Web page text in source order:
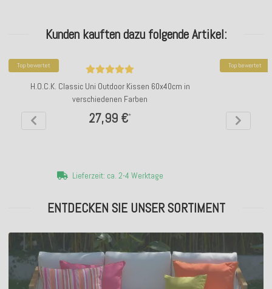
Kunden kauften dazu folgende Artikel:
Top bewertet
H.O.C.K. Classic Uni Outdoor Kissen 60x40cm in
verschiedenen Farben
27,99 €*
Lieferzeit: ca. 2-4 Werktage
Top bewertet
ENTDECKEN SIE UNSER SORTIMENT